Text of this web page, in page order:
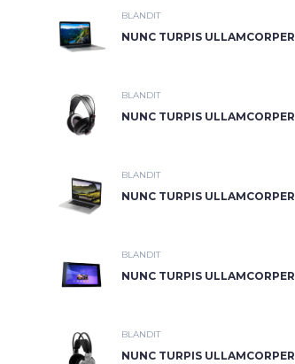
BLANDIT
NUNC TURPIS ULLAMCORPER
BLANDIT
NUNC TURPIS ULLAMCORPER
BLANDIT
NUNC TURPIS ULLAMCORPER
BLANDIT
NUNC TURPIS ULLAMCORPER
BLANDIT
NUNC TURPIS ULLAMCORPER